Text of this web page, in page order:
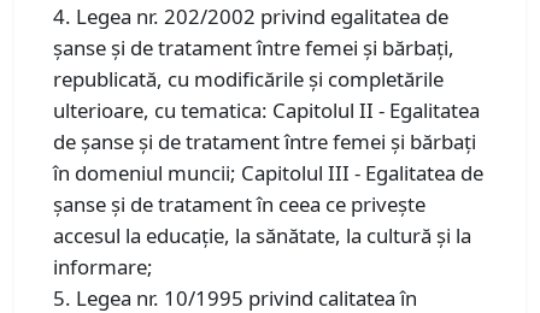
4. Legea nr. 202/2002 privind egalitatea de
șanse și de tratament între femei și bărbați,
republicată, cu modificările și completările
ulterioare, cu tematica: Capitolul II - Egalitatea
de şanse şi de tratament între femei şi bărbaţi
în domeniul muncii; Capitolul III - Egalitatea de
şanse şi de tratament în ceea ce privește
accesul la educație, la sănătate, la cultură și la
informare;
5. Legea nr. 10/1995 privind calitatea în